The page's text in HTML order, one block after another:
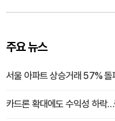
주요 뉴스
서울 아파트 상승거래 57%
카드론 확대에도 수익성 하락